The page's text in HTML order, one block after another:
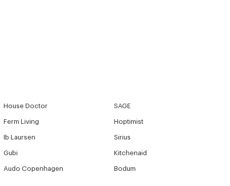
House Doctor SAGE
Ferm Living Hoptimist
Ib Laursen Sirius
Gubi Kitchenaid
Audo Copenhagen Bodum